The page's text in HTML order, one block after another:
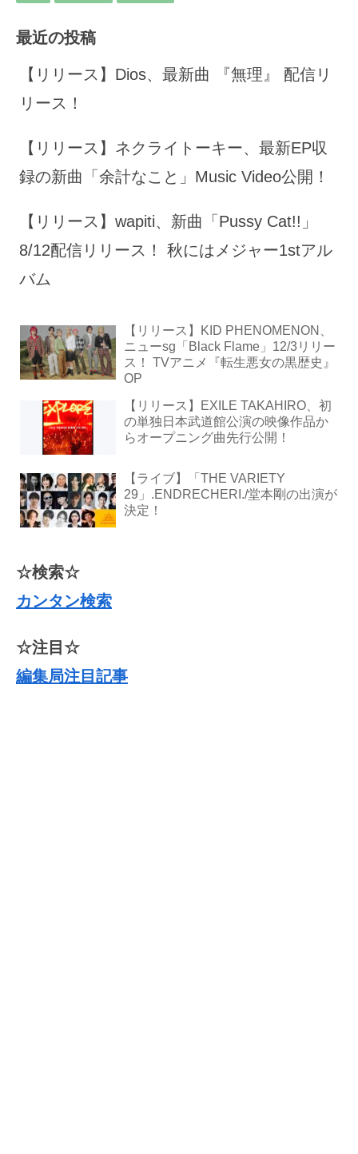
最近の投稿
【リリース】Dios、最新曲 『無理』 配信リ
リース！
【リリース】ネクライトーキー、最新EP収
録の新曲「余計なこと」Music Video公開！
【リリース】wapiti、新曲「Pussy Cat!!」
8/12配信リリース！ 秋にはメジャー1stアル
バム
【リリース】KID PHENOMENON、
ニューsg「Black Flame」12/3リリー
ス！ TVアニメ『転生悪女の黒歴史』
OP
【リリース】EXILE TAKAHIRO、初
の単独日本武道館公演の映像作品か
らオープニング曲先行公開！
【ライブ】「THE VARIETY
29」.ENDRECHERI./堂本剛の出演が
決定！
☆検索☆
カンタン検索
☆注目☆
編集局注目記事